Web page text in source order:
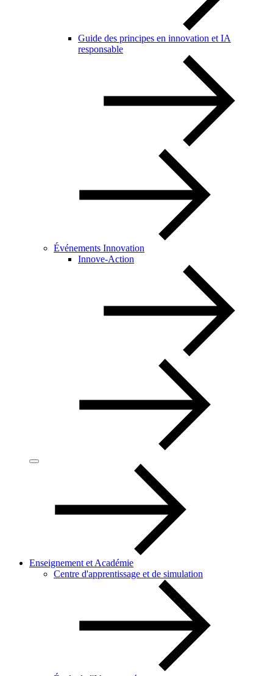
Guide des principes en innovation et IA
responsable
Événements Innovation
Innove-Action
Enseignement et Académie
Centre d'apprentissage et de simulation